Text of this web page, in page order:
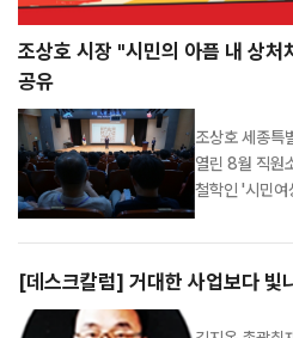
조상호 시장 "시민의 아픔 내 상
공유
조상호 세종특
열린 8월 직원
철학인 '시민
사에는 직원
사혁신처 인재
제: 시민의 삶!
[데스크칼럼] 거대한 사업보다 빛